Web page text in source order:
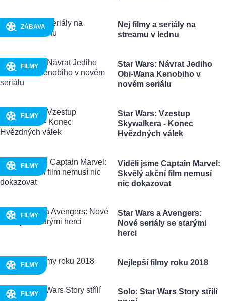
ZÁBAVA
Nej filmy a seriály na
streamu v lednu
FILMY
Star Wars: Návrat Jediho
Obi-Wana Kenobiho v
novém seriálu
FILMY
Star Wars: Vzestup
Skywalkera - Konec
Hvězdných válek
FILMY
Viděli jsme Captain Marvel:
Skvělý akční film nemusí
nic dokazovat
FILMY
Star Wars a Avengers:
Nové seriály se starými
herci
FILMY Nejlepší filmy roku 2018
FILMY
Solo: Star Wars Story střílí